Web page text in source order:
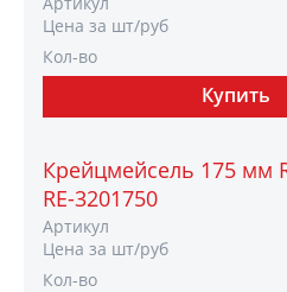
Цена за шт/руб
Кол-во
Крейцмейсель 175 мм
RE-3201750
Артикул
Цена за шт/руб
Кол-во